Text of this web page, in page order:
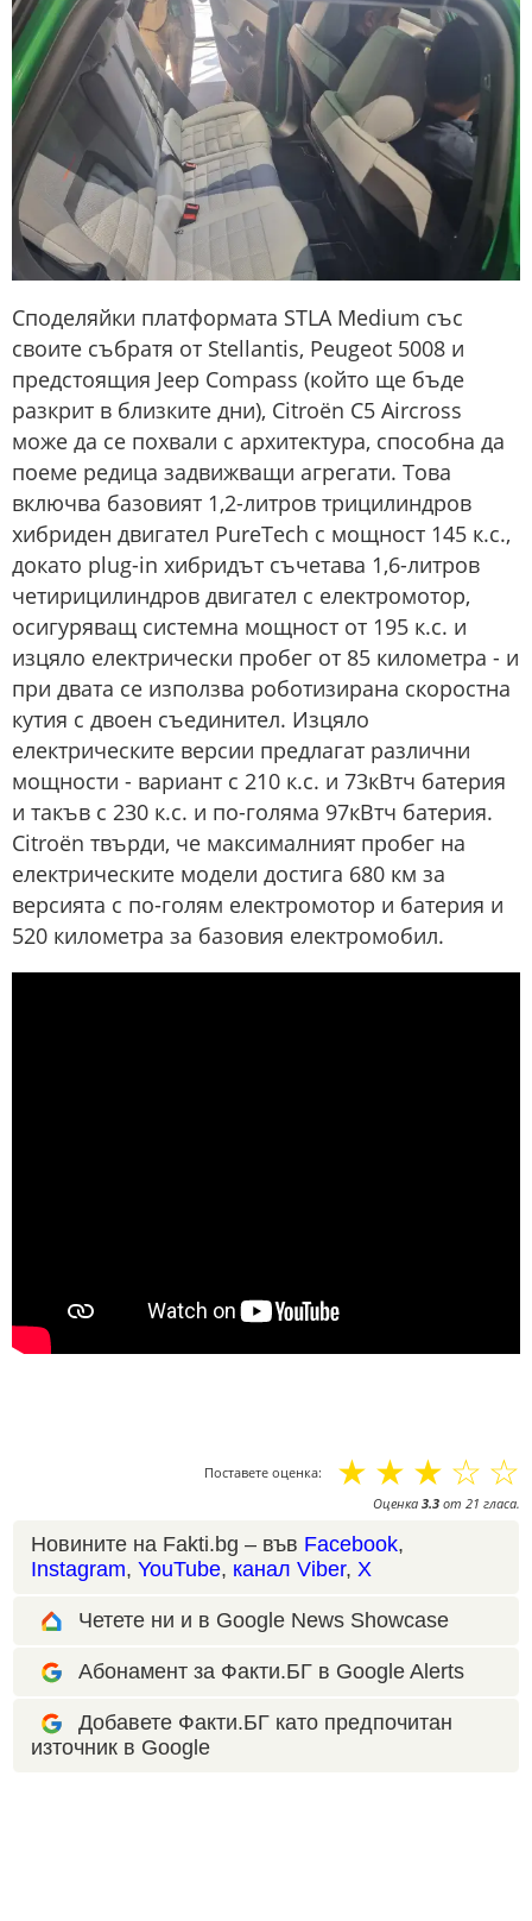
Споделяйки платформата STLA Medium със
своите събратя от Stellantis, Peugeot 5008 и
предстоящия Jeep Compass (който ще бъде
разкрит в близките дни), Citroën C5 Aircross
може да се похвали с архитектура, способна да
поеме редица задвижващи агрегати. Това
включва базовият 1,2-литров трицилиндров
хибриден двигател PureTech с мощност 145 к.с.,
докато plug-in хибридът съчетава 1,6-литров
четирицилиндров двигател с електромотор,
осигуряващ системна мощност от 195 к.с. и
изцяло електрически пробег от 85 километра - и
при двата се използва роботизирана скоростна
кутия с двоен съединител. Изцяло
електрическите версии предлагат различни
мощности - вариант с 210 к.с. и 73кВтч батерия
и такъв с 230 к.с. и по-голяма 97кВтч батерия.
Citroën твърди, че максималният пробег на
електрическите модели достига 680 км за
версията с по-голям електромотор и батерия и
520 километра за базовия електромобил.
Поставете оценка: ☆
☆
☆
☆
☆
Оценка 3.3 от 21 гласа.
Новините на Fakti.bg – във Facebook,
Instagram, YouTube, канал Viber, X
Четете ни и в Google News Showcase
Абонамент за Факти.БГ в Google Alerts
Добавете Факти.БГ като предпочитан
източник в Google